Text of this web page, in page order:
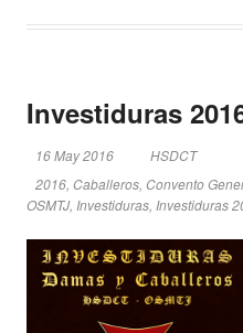
Investiduras
16 May 2016
HSDCT
2016, Caballeros, Convento
OSMTJ, Investiduras, Investiduras